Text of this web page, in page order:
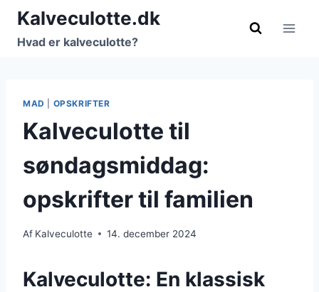
Fortsæt
indhold
Kalveculotte.dk
Hvad er kalveculotte?
MAD OPSKRIFTER
Kalveculotte til
søndagsmiddag:
opskrifter til familien
Af Kalveculotte 14. december 2024
Kalveculotte: En klassisk